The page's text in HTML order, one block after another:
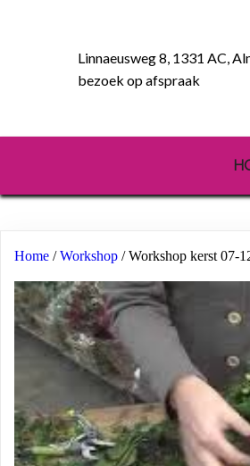
Linnaeusweg 8, 1331 AC,
bezoek op afspraak
Home /Workshop / Workshop kerst 07-